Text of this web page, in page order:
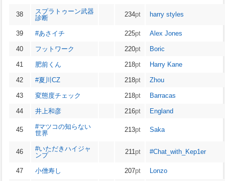
38
スプラトゥーン武器
診断
234pt harry styles
39 #あさイチ 225pt Alex Jones
40 フットワーク 220pt Boric
41 肥前くん 218pt Harry Kane
42 #夏川CZ 218pt Zhou
43 変態度チェック 218pt Barracas
44 井上和彦 216pt England
45
#マツコの知らない
世界
213pt Saka
46
#いただきハイジャ
ンプ
211 pt #Chat_with_Kep1er
47 小僧寿し 207pt Lonzo